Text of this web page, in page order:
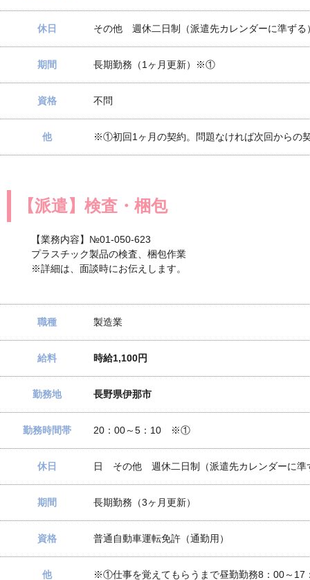
休日 その他 週休二日制（派遣先カレンダーに準ずる
期間 長期勤務（1ヶ月更新）※①
資格 不問
他 ※①初回1ヶ月の契約。問題なければ次回からの
【派遣】検査・梱包
【業務内容】№01-050-623
プラスチック製品の検査、梱包作業
※詳細は、面談時にお伝えします。
職種 製造業
給料 時給1,100円
勤務地 長野県伊那市
勤務時間帯 20：00～5：10 ※①
休日 日 その他 週休二日制（派遣先カレンダーに準
期間 長期勤務（3ヶ月更新）
資格 普通自動車運転免許（通勤用）
他 ※①仕事を覚えてもらうまで昼勤勤務8：00